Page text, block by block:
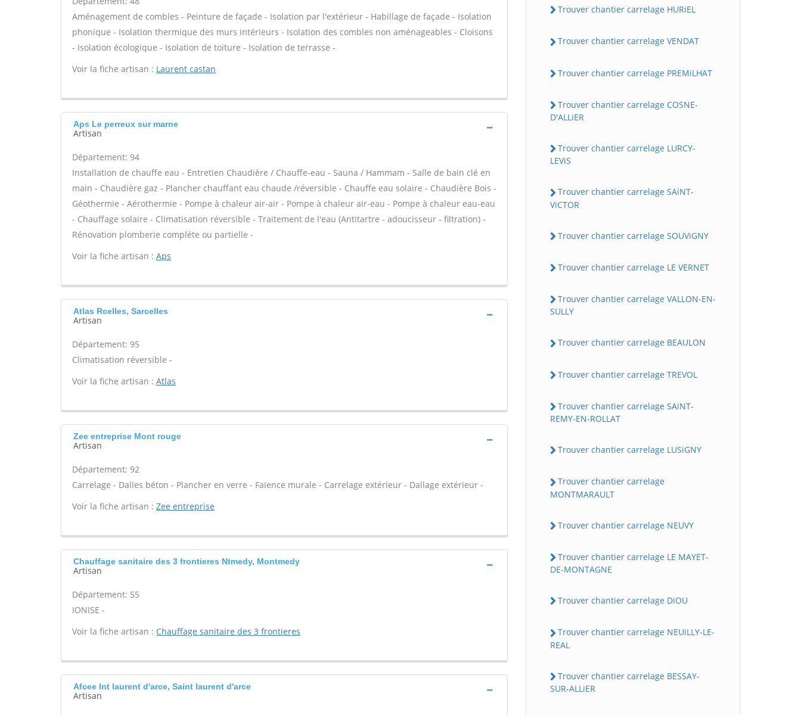
Aménagement de combles - Peinture de façade - Isolation par l'extérieur - Habillage de façade - Isolation
phonique - Isolation thermique des murs intérieurs - Isolation des combles non aménageables - Cloisons
- Isolation écologique - Isolation de toiture - Isolation de terrasse -
Voir la fiche artisan : Laurent castan
Aps Le perreux sur marne
Artisan
Département: 94
Installation de chauffe eau - Entretien Chaudière / Chauffe-eau - Sauna / Hammam - Salle de bain clé en
main - Chaudière gaz - Plancher chauffant eau chaude /réversible - Chauffe eau solaire - Chaudière Bois -
Géothermie - Aérothermie - Pompe à chaleur air-air - Pompe à chaleur air-eau - Pompe à chaleur eau-eau
- Chauffage solaire - Climatisation réversible - Traitement de l'eau (Antitartre - adoucisseur - filtration) -
Rénovation plomberie complète ou partielle -
Voir la fiche artisan : Aps
Atlas Rcelles, Sarcelles
Artisan
Département: 95
Climatisation réversible -
Voir la fiche artisan : Atlas
Zee entreprise Mont rouge
Artisan
Département: 92
Carrelage - Dalles béton - Plancher en verre - Faïence murale - Carrelage extérieur - Dallage extérieur -
Voir la fiche artisan : Zee entreprise
Chauffage sanitaire des 3 frontieres Ntmedy, Montmedy
Artisan
Département: 55
IONISE -
Voir la fiche artisan : Chauffage sanitaire des 3 frontieres
Afcee Int laurent d'arce, Saint laurent d'arce
Artisan
Trouver chantier carrelage HURiEL
Trouver chantier carrelage VENDAT
Trouver chantier carrelage PREMiLHAT
Trouver chantier carrelage COSNE-
D'ALLiER
Trouver chantier carrelage LURCY-
LEViS
Trouver chantier carrelage SAiNT-
ViCTOR
Trouver chantier carrelage SOUViGNY
Trouver chantier carrelage LE VERNET
Trouver chantier carrelage VALLON-EN-
SULLY
Trouver chantier carrelage BEAULON
Trouver chantier carrelage TREVOL
Trouver chantier carrelage SAiNT-
REMY-EN-ROLLAT
Trouver chantier carrelage LUSiGNY
Trouver chantier carrelage
MONTMARAULT
Trouver chantier carrelage NEUVY
Trouver chantier carrelage LE MAYET-
DE-MONTAGNE
Trouver chantier carrelage DiOU
Trouver chantier carrelage NEUiLLY-LE-
REAL
Trouver chantier carrelage BESSAY-
SUR-ALLiER